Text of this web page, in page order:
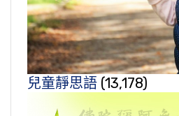
兒童靜思語 (13,178)